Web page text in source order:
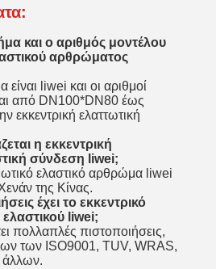
και ο αριθμός μοντέλου
αρθρώματος
liwei και οι αριθμοί
από DN100*DN80 έως
εκκεντρική ελαττωτική
η εκκεντρική
σύνδεση liwei;
ελαστικό αρθρώμα liwei
της Κίνας.
έχει το εκκεντρικό
liwei;
πολλαπλές πιστοποιήσεις,
των ISO9001, TUV, WRAS,
άλλων.